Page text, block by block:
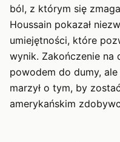
ból, z którym się
Houssain pokazał
umiejętności, które
wynik. Zakończenie na
powodem do dumy,
marzył o tym, by
amerykańskim